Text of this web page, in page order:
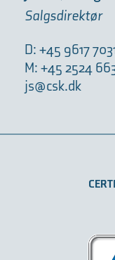
Salgsdirektør
D: +45 9617
M: +45 2524
js@csk.dk